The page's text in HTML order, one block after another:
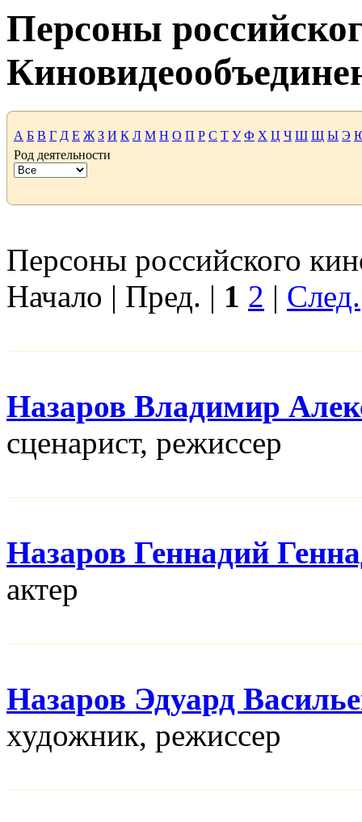
Персоны
А Б В Г Д Е Ж З И К Л М Н О П Р С Т У Ф Х Ц Ч Ш Щ Ы Э
Род деятельности
Персоны российского
Начало | Пред. | 1 2 | След.
Назаров Владимир
сценарист, режисcер
Назаров Геннадий
актер
Назаров Эдуард
художник, режисcер